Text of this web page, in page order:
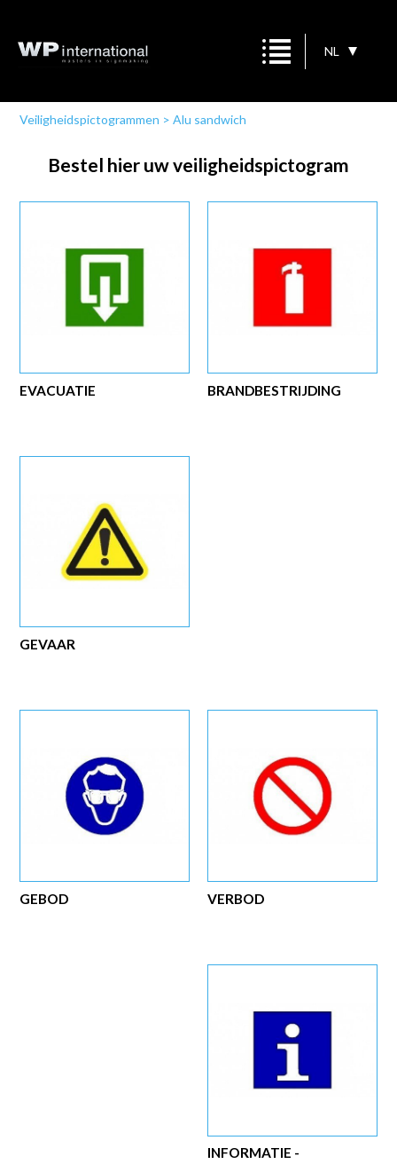
NL
Veiligheidspictogrammen >Alu sandwich
Bestel hier uw veiligheidspictogram
EVACUATIE BRANDBESTRIJDING
GEVAAR
VERBOD
GEBOD
INFORMATIE -